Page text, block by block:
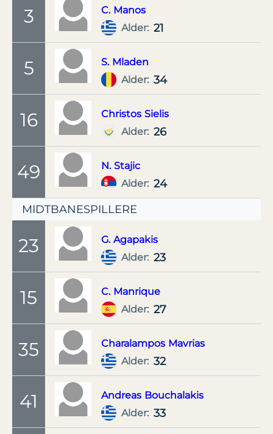
3 C. Manos
Alder: 21
5 S. Mladen
Alder: 34
16 Christos Sielis
Alder: 26
49 N. Stajic
Alder: 24
MIDTBANESPILLERE
23 G. Agapakis
Alder: 23
15 C. Manrique
Alder: 27
35 Charalampos Mavrias
Alder: 32
41 Andreas Bouchalakis
Alder: 33